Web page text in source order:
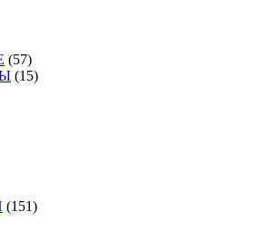
(57)
(15)
(151)